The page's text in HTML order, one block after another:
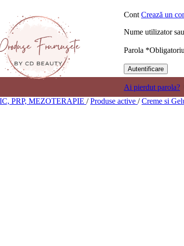
Cont Crează un
Nume utilizator
Parola *Obligatoriu
Autentificare
Ai pierdut parola?
PRP, MEZOTERAPIE / Produse active / Creme si